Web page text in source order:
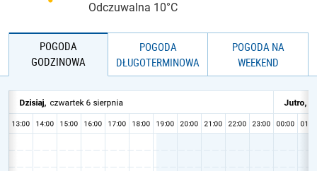
Odczuwalna 10°C
POGODA
GODZINOWA
POGODA
DŁUGOTERMINOWA
POGODA NA
WEEKEND